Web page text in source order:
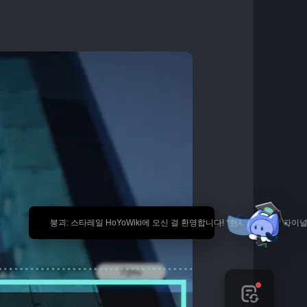
🎉 붕괴: 스타레일 HoYoWiki에 오신 걸 환영합니다! *현재 내용은 「파